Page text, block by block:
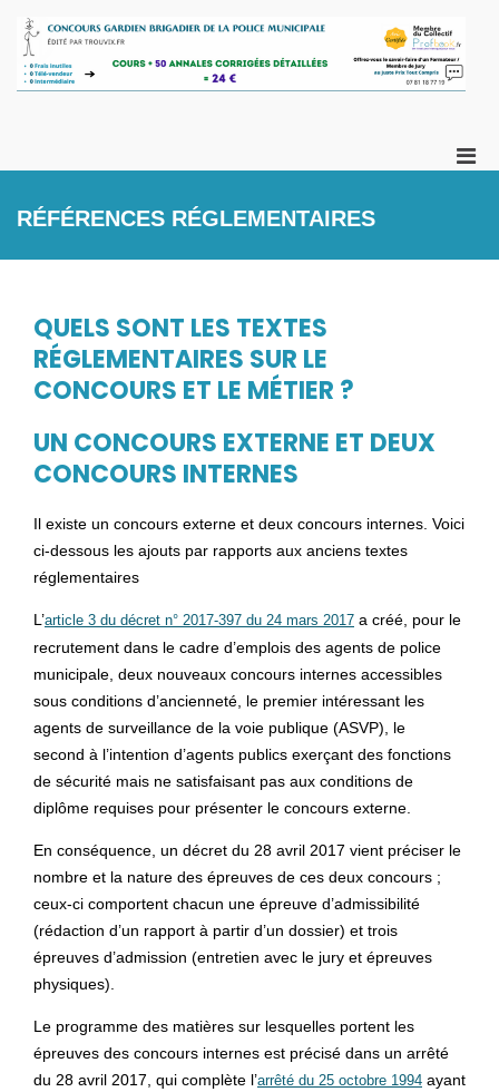
contenu
RÉFÉRENCES RÉGLEMENTAIRES
QUELS SONT LES TEXTES
RÉGLEMENTAIRES SUR LE
CONCOURS ET LE MÉTIER ?
UN CONCOURS EXTERNE ET DEUX
CONCOURS INTERNES
Il existe un concours externe et deux concours internes. Voici
ci-dessous les ajouts par rapports aux anciens textes
réglementaires
L’article 3 du décret n° 2017-397 du 24 mars 2017 a créé, pour le
recrutement dans le cadre d’emplois des agents de police
municipale, deux nouveaux concours internes accessibles
sous conditions d’ancienneté, le premier intéressant les
agents de surveillance de la voie publique (ASVP), le
second à l’intention d’agents publics exerçant des fonctions
de sécurité mais ne satisfaisant pas aux conditions de
diplôme requises pour présenter le concours externe.
En conséquence, un décret du 28 avril 2017 vient préciser le
nombre et la nature des épreuves de ces deux concours ;
ceux-ci comportent chacun une épreuve d’admissibilité
(rédaction d’un rapport à partir d’un dossier) et trois
épreuves d’admission (entretien avec le jury et épreuves
physiques).
Le programme des matières sur lesquelles portent les
épreuves des concours internes est précisé dans un arrêté
du 28 avril 2017, qui complète l’arrêté du 25 octobre 1994 ayant